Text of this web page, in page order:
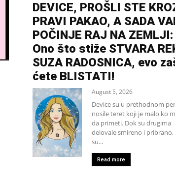
DEVICE, PROŠLI STE
PRAVI PAKAO, A SADA
POČINJE RAJ NA ZEMLJI:
Ono što stiže STVARA
SUZA RADOSNICA, evo
ćete BLISTATI!
August 5, 2026
Device su u prethodnom
nosile teret koji je malo ko
da primeti. Dok su drugima
delovale smireno i pribrano,
su...
Read more